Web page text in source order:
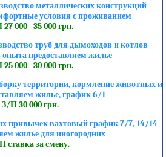
металлических конструкций
условия с проживанием
000 - 35 000 грн.
труб для дымоходов и котлов
опыта предоставляем жилье
000 - 30 000 грн.
территории, кормление животных и
жилье, график 6/1
З/П 30 000 грн.
привычек вахтовый график 7/7, 14/14
жилье для иногородних
ставка за смену.